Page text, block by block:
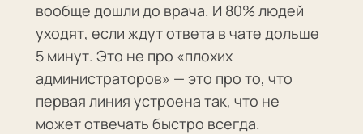
вообще дошли до врача. И 80% людей
уходят, если ждут ответа в чате дольше
5 минут. Это не про «плохих
администраторов» — это про то, что
первая линия устроена так, что не
может отвечать быстро всегда.